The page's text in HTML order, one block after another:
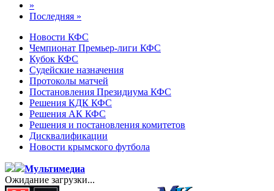
»
Последняя »
Новости КФС
Чемпионат Премьер-лиги КФС
Кубок КФС
Судейские назначения
Протоколы матчей
Постановления Президиума КФС
Решения КДК КФС
Решения АК КФС
Решения и постановления комитетов
Дисквалификации
Новости крымского футбола
Мультимедиа
Ожидание загрузки...